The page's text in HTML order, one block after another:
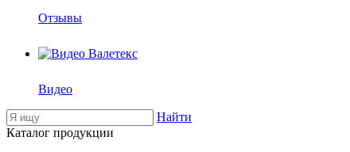
Отзывы
Видео
Найти
Каталог продукции